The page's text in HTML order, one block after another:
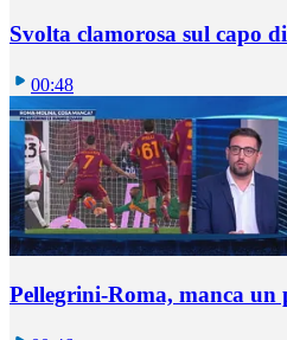
Svolta clamorosa sul capo
00:48
Pellegrini-Roma, manca un